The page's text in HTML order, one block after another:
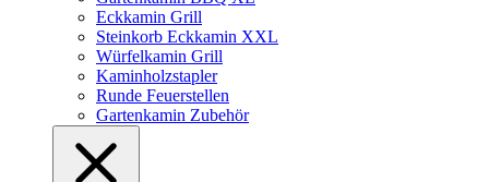
Eckkamin Grill
Steinkorb Eckkamin XXL
Würfelkamin Grill
Kaminholzstapler
Runde Feuerstellen
Gartenkamin Zubehör